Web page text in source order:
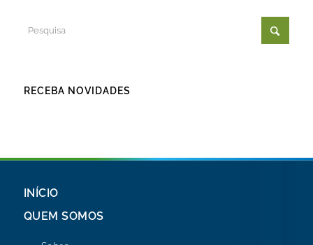
RECEBA NOVIDADES
INÍCIO
QUEM SOMOS